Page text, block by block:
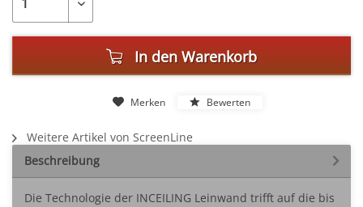
In den Warenkorb
Merken Bewerten
Weitere Artikel von ScreenLine
Beschreibung
Die Technologie der INCEILING Leinwand trifft auf die bis